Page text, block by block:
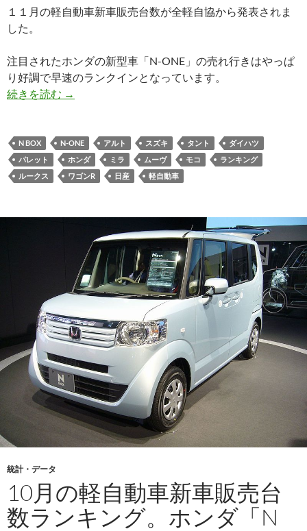
１１月の軽自動車新車販売台数が全軽自協から発表されま
した。
注目されたホンダの新型車「N-ONE」の売れ行きはやっぱ
り好調で早速のランクインとなっています。
続きを読む →
N BOX N-ONE アルト スズキ タント
ダイハツ
パレット
ホンダ ミラ ムーヴ モコ
ランキング
ルークス
ワゴンR 日産 軽自動車
統計・データ
10月の軽自動車新車販売台
数ランキング。ホンダ「N